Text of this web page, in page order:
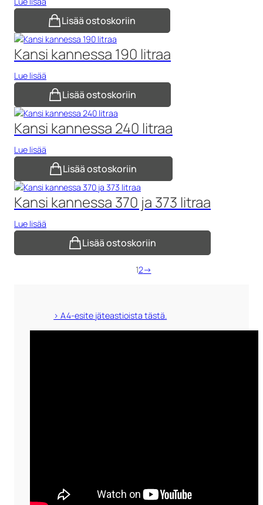
Lisää ostoskoriin
Kansi kannessa 190 litraa
Lue lisää
Lisää ostoskoriin
Kansi kannessa 240 litraa
Lue lisää
Lisää ostoskoriin
Kansi kannessa 370 ja 373 litraa
Lue lisää
Lisää ostoskoriin
12→
> A4-esite jäteastioista tästä.